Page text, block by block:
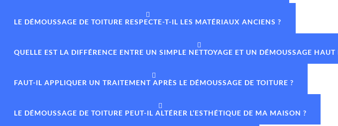
LE DÉMOUSSAGE DE TOITURE RESPECTE-T-IL LES MATÉRIAUX ANCIENS ?
QUELLE EST LA DIFFÉRENCE ENTRE UN SIMPLE NETTOYAGE ET UN DÉMOUSSAGE
FAUT-IL APPLIQUER UN TRAITEMENT APRÈS LE DÉMOUSSAGE DE TOITURE ?
LE DÉMOUSSAGE DE TOITURE PEUT-IL ALTÉRER L’ESTHÉTIQUE DE MA MAISON ?